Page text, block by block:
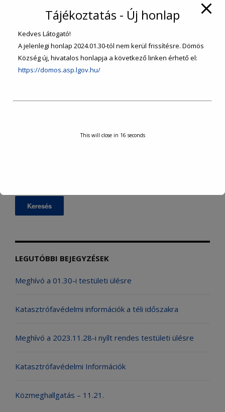
SZOLGÁLTATÁSOK
INTÉZMÉNYEK, SZERVEZETEK
TURISZTIKA
LEGUTÓBBI BEJEGYZÉSEK
Meghívó a 01.30-i testületi ülésre
Katasztrófavédelmi információk a téli időszakra
Meghívó a 2023.11.28-i nyílt rendes testületi ülésre
Katasztrófavédelmi Információk
Közmeghallgatás – 11.21.
Tájékoztatás - Új honlap
Kedves Látogató!
A jelenlegi honlap 2024.01.30-tól nem kerül frissítésre. Dömös
Község új, hivatalos honlapja a következő linken érhető el:
https://domos.asp.lgov.hu/
This will close in 15 seconds